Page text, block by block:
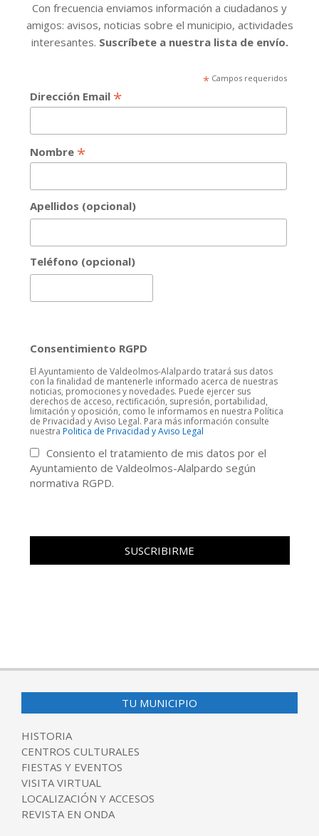
Con frecuencia enviamos información a ciudadanos y
amigos: avisos, noticias sobre el municipio, actividades
interesantes. Suscríbete a nuestra lista de envío.
*Campos requeridos
Dirección Email *
Nombre *
Apellidos (opcional)
Teléfono (opcional)
Consentimiento RGPD
El Ayuntamiento de Valdeolmos-Alalpardo tratará sus datos
con la finalidad de mantenerle informado acerca de nuestras
noticias, promociones y novedades. Puede ejercer sus
derechos de acceso, rectificación, supresión, portabilidad,
limitación y oposición, como le informamos en nuestra Política
de Privacidad y Aviso Legal. Para más información consulte
nuestra Politica de Privacidad y Aviso Legal
Consiento el tratamiento de mis datos por el
Ayuntamiento de Valdeolmos-Alalpardo según
normativa RGPD.
TU MUNICIPIO
HISTORIA
CENTROS CULTURALES
FIESTAS Y EVENTOS
VISITA VIRTUAL
LOCALIZACIÓN Y ACCESOS
REVISTA EN ONDA